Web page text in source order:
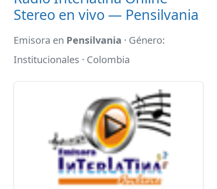
Stereo en vivo — Pensilvania
Emisora en Pensilvania · Género:
Institucionales · Colombia